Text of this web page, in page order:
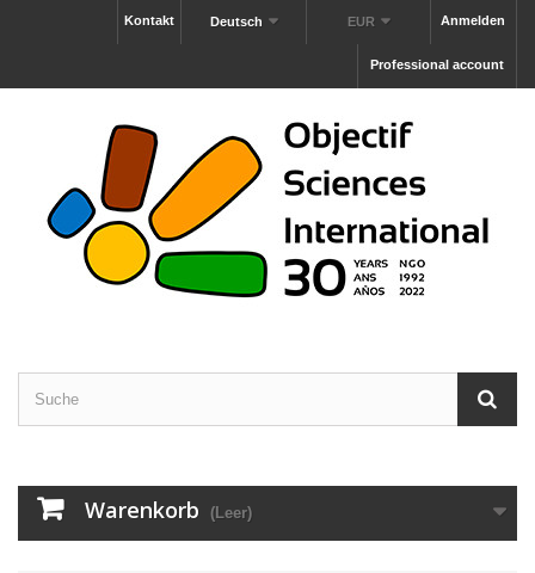
Anmelden
EUR
Deutsch
Kontakt
Professional account
Warenkorb (Leer)